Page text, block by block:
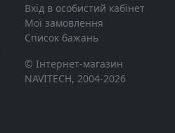
Вхід в особистий кабінет
Мої замовлення
Список бажань
© Інтернет-магазин
NAVITECH, 2004-2026